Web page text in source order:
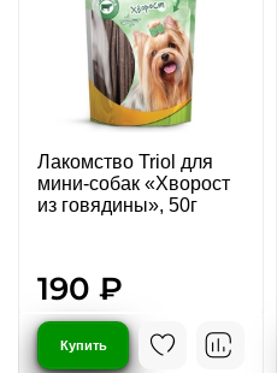
Лакомство Triol для
мини-собак «Хворост
из говядины», 50г
190 ₽
Купить